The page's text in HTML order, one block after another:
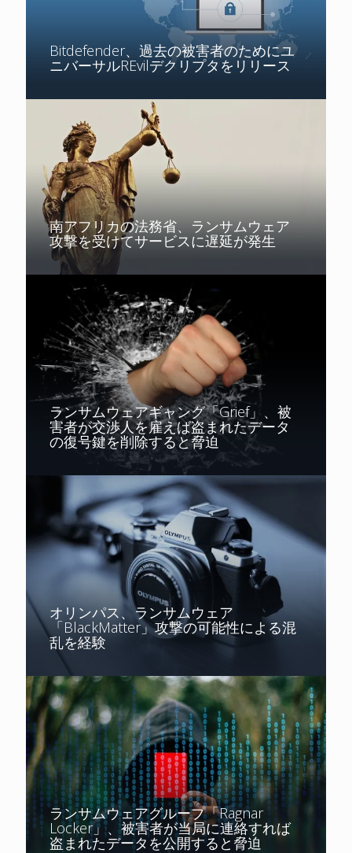
Bitdefender、過去の被害者のためにユ
ニバーサルREvilデクリプタをリリース
南アフリカの法務省、ランサムウェア
攻撃を受けてサービスに遅延が発生
ランサムウェアギャング「Grief」、被
害者が交渉人を雇えば盗まれたデータ
の復号鍵を削除すると脅迫
オリンパス、ランサムウェア
「BlackMatter」攻撃の可能性による混
乱を経験
ランサムウェアグループ「Ragnar
Locker」、被害者が当局に連絡すれば
盗まれたデータを公開すると脅迫